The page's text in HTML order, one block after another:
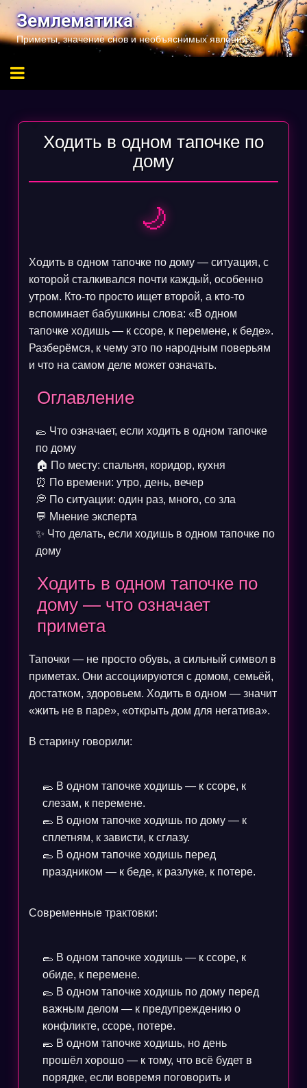
Перейти
содержимому
Землематика
Приметы, значение снов и необъяснимых явлений
Ходить в одном тапочке по
дому
🌙
Ходить в одном тапочке по дому — ситуация, с
которой сталкивался почти каждый, особенно
утром. Кто-то просто ищет второй, а кто-то
вспоминает бабушкины слова: «В одном
тапочке ходишь — к ссоре, к перемене, к беде».
Разберёмся, к чему это по народным поверьям
и что на самом деле может означать.
Оглавление
🥿 Что означает, если ходить в одном тапочке
по дому
🏠 По месту: спальня, коридор, кухня
⏰ По времени: утро, день, вечер
💭 По ситуации: один раз, много, со зла
💬 Мнение эксперта
✨ Что делать, если ходишь в одном тапочке по
дому
Ходить в одном тапочке по
дому — что означает
примета
Тапочки — не просто обувь, а сильный символ в
приметах. Они ассоциируются с домом, семьёй,
достатком, здоровьем. Ходить в одном — значит
«жить не в паре», «открыть дом для негатива».
В старину говорили:
🥿 В одном тапочке ходишь — к ссоре, к
слезам, к перемене.
🥿 В одном тапочке ходишь по дому — к
сплетням, к зависти, к сглазу.
🥿 В одном тапочке ходишь перед
праздником — к беде, к разлуке, к потере.
Современные трактовки:
🥿 В одном тапочке ходишь — к ссоре, к
обиде, к перемене.
🥿 В одном тапочке ходишь по дому перед
важным делом — к предупреждению о
конфликте, ссоре, потере.
🥿 В одном тапочке ходишь, но день
прошёл хорошо — к тому, что всё будет в
порядке, если вовремя поговорить и